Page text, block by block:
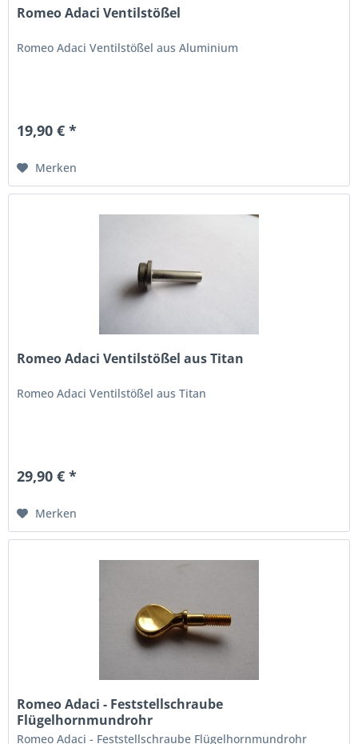
Romeo Adaci Ventilstößel
Romeo Adaci Ventilstößel aus Aluminium
19,90 € *
Merken
Romeo Adaci Ventilstößel aus Titan
Romeo Adaci Ventilstößel aus Titan
29,90 € *
Merken
Romeo Adaci - Feststellschraube
Flügelhornmundrohr
Romeo Adaci - Feststellschraube Flügelhornmundrohr